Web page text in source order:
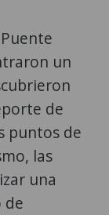
un
de
puntos de
las
una
de